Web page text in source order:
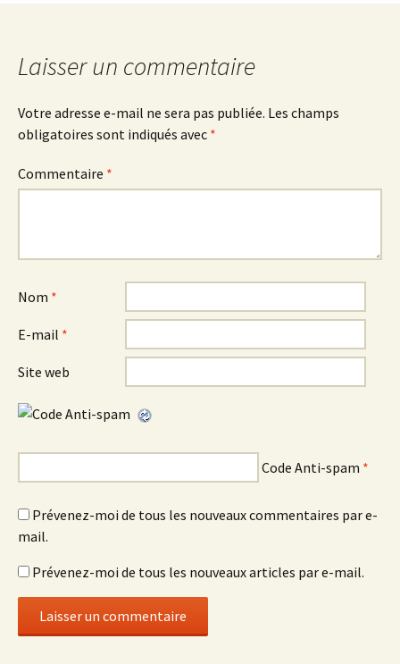
Laisser un commentaire
Votre adresse e-mail ne sera pas publiée. Les champs
obligatoires sont indiqués avec *
Commentaire *
Nom *
E-mail *
Site web
Code Anti-spam *
Prévenez-moi de tous les nouveaux commentaires par e-
mail.
Prévenez-moi de tous les nouveaux articles par e-mail.